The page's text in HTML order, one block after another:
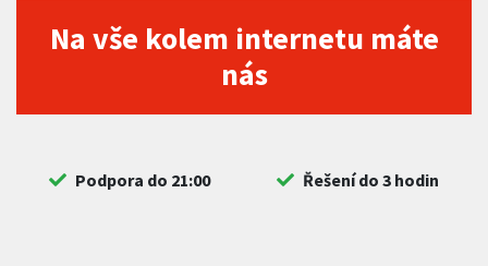
Na vše kolem internetu máte
nás
Podpora do 21:00 Řešení do 3 hodin